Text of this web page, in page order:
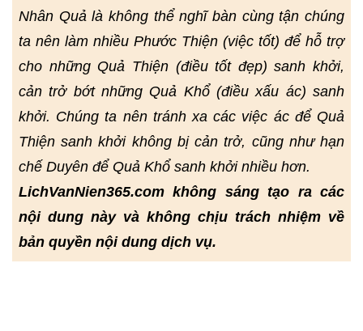
Nhân Quả là không thể nghĩ bàn cùng tận chúng
ta nên làm nhiều Phước Thiện (việc tốt) để hỗ trợ
cho những Quả Thiện (điều tốt đẹp) sanh khởi,
cản trở bớt những Quả Khổ (điều xấu ác) sanh
khởi. Chúng ta nên tránh xa các việc ác để Quả
Thiện sanh khởi không bị cản trở, cũng như hạn
chế Duyên để Quả Khổ sanh khởi nhiều hơn.
LichVanNien365.com không sáng tạo ra các
nội dung này và không chịu trách nhiệm về
bản quyền nội dung dịch vụ.